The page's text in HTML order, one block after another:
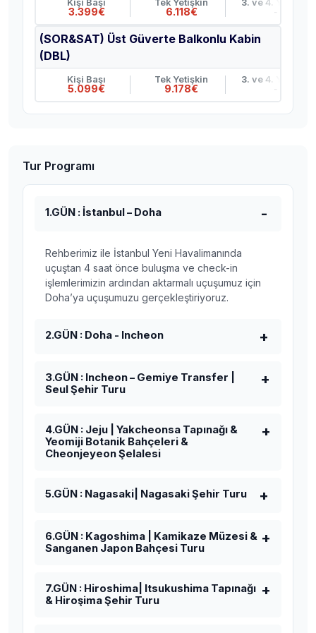
Kişi Başı
3.399€
Tek Yetişkin
6.118€
3. ve 4. Yetişkin
-
(SOR&SAT) Üst Güverte Balkonlu Kabin
(DBL)
Kişi Başı
5.099€
Tek Yetişkin
9.178€
3. ve 4. Yetişkin
-
Tur Programı
1.GÜN : İstanbul – Doha
Rehberimiz ile İstanbul Yeni Havalimanında
uçuştan 4 saat önce buluşma ve check-in
işlemlerimizin ardından aktarmalı uçuşumuz için
Doha’ya uçuşumuzu gerçekleştiriyoruz.
2.GÜN : Doha - Incheon
3.GÜN : Incheon – Gemiye Transfer |
Seul Şehir Turu
4.GÜN : Jeju | Yakcheonsa Tapınağı &
Yeomiji Botanik Bahçeleri &
Cheonjeyeon Şelalesi
5.GÜN : Nagasaki| Nagasaki Şehir Turu
6.GÜN : Kagoshima | Kamikaze Müzesi &
Sanganen Japon Bahçesi Turu
7.GÜN : Hiroshima| Itsukushima Tapınağı
& Hiroşima Şehir Turu